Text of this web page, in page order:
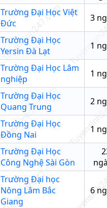
Trường Đại Học Việt
Đức
3
Trường Đại Học
Yersin Đà Lạt
1
Trường Đại Học Lâm
nghiệp
1
Trường Đại Học
Quang Trung
2
Trường Đại Học
Đồng Nai
1
Trường Đại Học
Công Nghệ Sài Gòn
Trường Đại học
Nông Lâm Bắc
Giang
6